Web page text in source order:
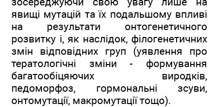
явищі мутацій та їх подальшому впливі
на результати онтогенетичного
розвитку і, як наслідок, філогенетичних
змін відповідних груп (уявлення про
тератологічні зміни - формування
багатообіцяючих виродків,
педоморфоз, гормональні зсуви,
онтомутації, макромутації тощо).